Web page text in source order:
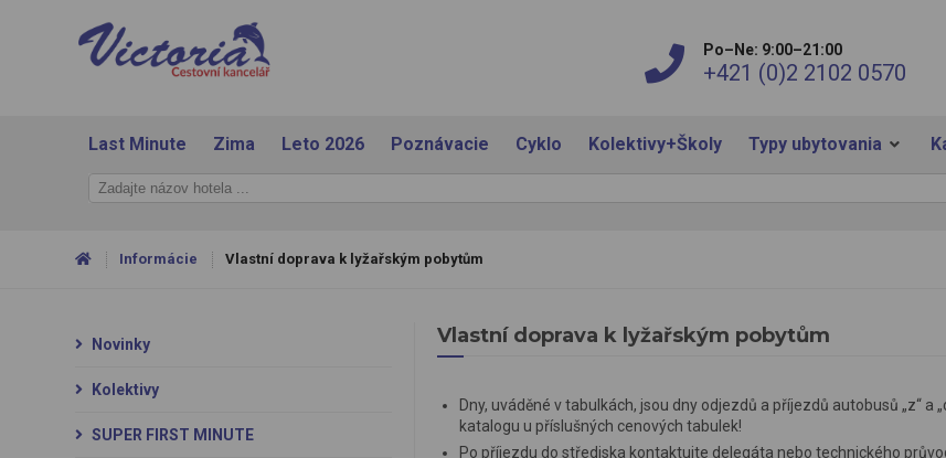
Po–Ne: 9:00–21:00
+421 (0)2 2102 0570
Last Minute Zima Leto 2026 Poznávacie Cyklo Kolektivy+Školy Typy ubytovania
Informácie Vlastní doprava k lyžařským pobytům
Novinky
Kolektivy
SUPER FIRST MINUTE
Vlastní doprava k lyžařským pobytům
Dny, uváděné v tabulkách, jsou dny odjezdů a příjezdů autobusů „z“
katalogu u příslušných cenových tabulek!
Po příjezdu do střediska kontaktujte delegáta nebo technického